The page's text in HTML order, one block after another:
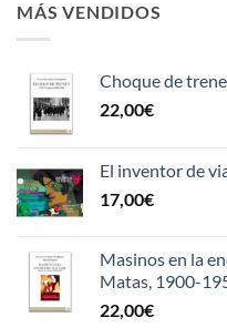
MÁS VENDIDOS
Choque de
22,00€
El inventor de
17,00€
Masinos en la
Matas, 1900-
22,00€